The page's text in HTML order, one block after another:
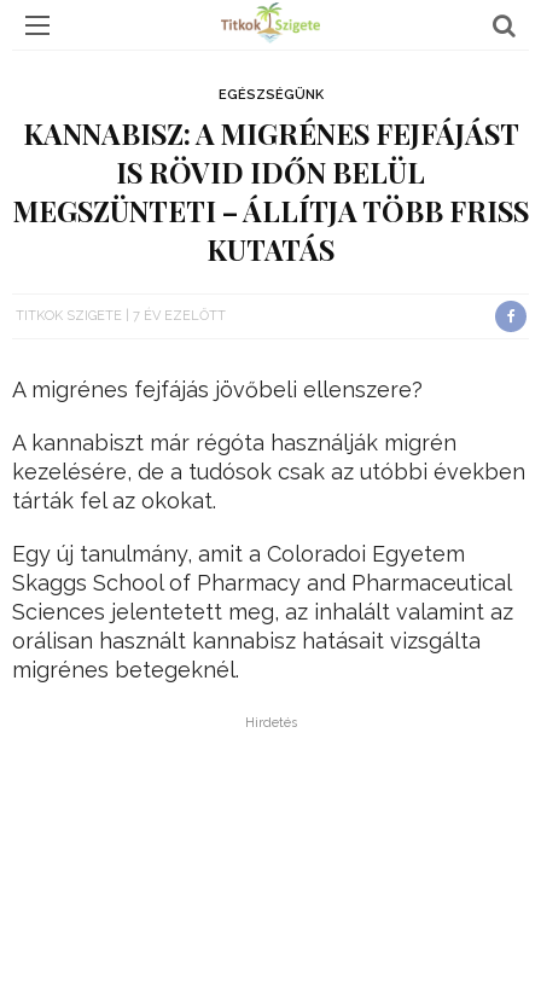
EGÉSZSÉGÜNK
KANNABISZ: A MIGRÉNES FEJFÁJÁST
IS RÖVID IDŐN BELÜL
MEGSZÜNTETI – ÁLLÍTJA TÖBB FRISS
KUTATÁS
TITKOK SZIGETE 7 ÉV EZELŐTT
A migrénes fejfájás jövőbeli ellenszere?
A kannabiszt már régóta használják migrén
kezelésére, de a tudósok csak az utóbbi években
tárták fel az okokat.
Egy új tanulmány, amit a Coloradoi Egyetem
Skaggs School of Pharmacy and Pharmaceutical
Sciences jelentetett meg, az inhalált valamint az
orálisan használt kannabisz hatásait vizsgálta
migrénes betegeknél.
Hirdetés